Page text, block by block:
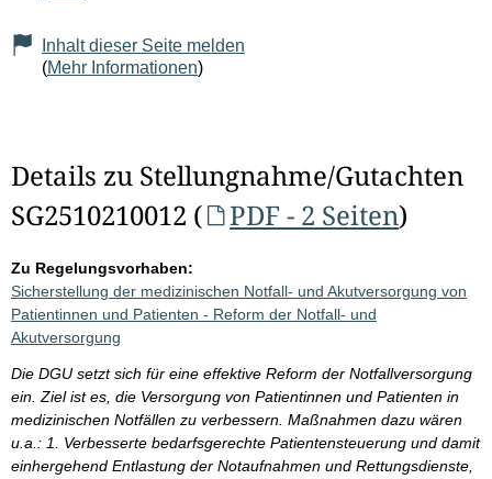
Inhalt dieser Seite melden
(Mehr Informationen)
Details zu Stellungnahme/Gutachten
SG2510210012 (
PDF - 2 Seiten)
Zu Regelungsvorhaben:
Sicherstellung der medizinischen Notfall- und Akutversorgung von
Patientinnen und Patienten - Reform der Notfall- und
Akutversorgung
Die DGU setzt sich für eine effektive Reform der Notfallversorgung
ein. Ziel ist es, die Versorgung von Patientinnen und Patienten in
medizinischen Notfällen zu verbessern. Maßnahmen dazu wären
u.a.: 1. Verbesserte bedarfsgerechte Patientensteuerung und damit
einhergehend Entlastung der Notaufnahmen und Rettungsdienste,